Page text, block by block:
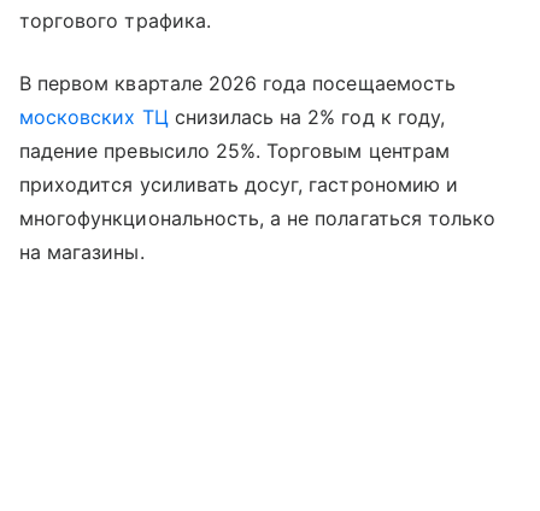
торгового трафика.
В первом квартале 2026 года посещаемость
московских ТЦ снизилась на 2% год к году,
падение превысило 25%. Торговым центрам
приходится усиливать досуг, гастрономию и
многофункциональность, а не полагаться только
на магазины.